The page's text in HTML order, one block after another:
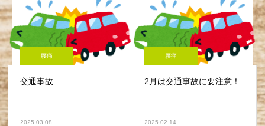
腰痛
交通事故
2025.03.08
腰痛
2月は交通事故に要注意！
2025.02.14